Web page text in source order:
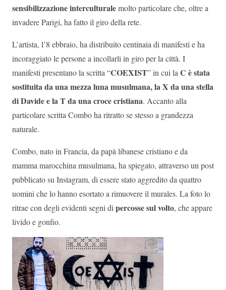
sensibilizzazione interculturalemolto particolare che, oltre a
invadere Parigi, ha fatto il giro della rete.
L’artista, l’8 ebbraio, ha distribuito centinaia di manifesti e ha
incoraggiato le persone a incollarli in giro per la città. I
manifesti presentano la scritta “COEXIST” in cui la C è stata
sostituita da una mezza luna musulmana, la X da una stella
di Davide e la T da una croce cristiana. Accanto alla
particolare scritta Combo ha ritratto se stesso a grandezza
naturale.
Combo, nato in Francia, da papà libanese cristiano e da
mamma marocchina musulmana, ha spiegato, attraverso un post
pubblicato su Instagram, di essere stato aggredito da quattro
uomini che lo hanno esortato a rimuovere il murales. La foto lo
ritrae con degli evidenti segni di percosse sul volto, che appare
livido e gonfio.